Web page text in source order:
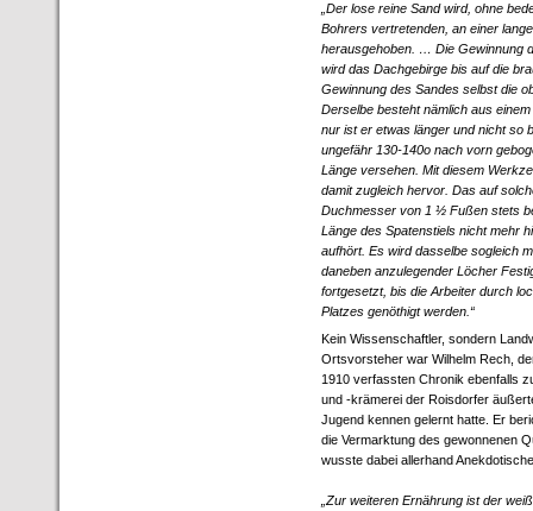
„Der lose reine Sand wird, ohne
Bohrers vertretenden, an einer
herausgehoben. … Die Gewinnung
wird das Dachgebirge bis auf die
Gewinnung des Sandes selbst die
Derselbe besteht nämlich aus
nur ist er etwas länger und nicht so
ungefähr 130-140o nach vorn
Länge versehen. Mit diesem
damit zugleich hervor. Das auf
Duchmesser von 1 ½ Fußen stets
Länge des Spatenstiels nicht mehr
aufhört. Es wird dasselbe sogleich
daneben anzulegender Löcher
fortgesetzt, bis die Arbeiter durch
Platzes genöthigt werden.“
Kein Wissenschaftler, sondern
Ortsvorsteher war Wilhelm Rech,
1910 verfassten Chronik ebenfalls
und -krämerei der Roisdorfer
Jugend kennen gelernt hatte. Er
die Vermarktung des gewonnenen
wusste dabei allerhand
„Zur weiteren Ernährung ist der